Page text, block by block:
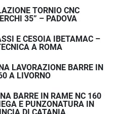
riduce i costi e aumenta
CNC e sistemi
TORNIO CNC
35” – PADOVA
E CESOIA IBETAMAC –
A ROMA
LAVORAZIONE BARRE IN
A LIVORNO
BARRE IN RAME NC 160
E PUNZONATURA IN